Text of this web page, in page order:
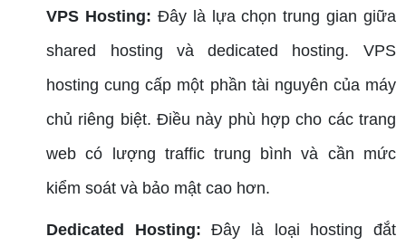
VPS Hosting: Đây là lựa chọn trung gian giữa
shared hosting và dedicated hosting. VPS
hosting cung cấp một phần tài nguyên của máy
chủ riêng biệt. Điều này phù hợp cho các trang
web có lượng traffic trung bình và cần mức
kiểm soát và bảo mật cao hơn.
Dedicated Hosting:Đây là loại hosting đắt